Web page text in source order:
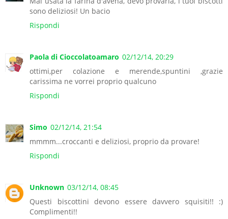
sono deliziosi! Un bacio
Rispondi
Paola di Cioccolatoamaro 02/12/14, 20:29
ottimi,per colazione e merende,spuntini ,grazie
carissima ne vorrei proprio qualcuno
Rispondi
Simo 02/12/14, 21:54
mmmm...croccanti e deliziosi, proprio da provare!
Rispondi
Unknown 03/12/14, 08:45
Questi biscottini devono essere davvero squisiti!! :)
Complimenti!!